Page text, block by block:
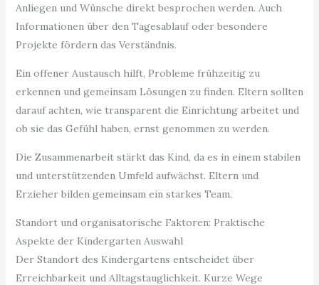
Anliegen und Wünsche direkt besprochen werden. Auch
Informationen über den Tagesablauf oder besondere
Projekte fördern das Verständnis.
Ein offener Austausch hilft, Probleme frühzeitig zu
erkennen und gemeinsam Lösungen zu finden. Eltern sollten
darauf achten, wie transparent die Einrichtung arbeitet und
ob sie das Gefühl haben, ernst genommen zu werden.
Die Zusammenarbeit stärkt das Kind, da es in einem stabilen
und unterstützenden Umfeld aufwächst. Eltern und
Erzieher bilden gemeinsam ein starkes Team.
Standort und organisatorische Faktoren: Praktische
Aspekte der Kindergarten Auswahl
Der Standort des Kindergartens entscheidet über
Erreichbarkeit und Alltagstauglichkeit. Kurze Wege